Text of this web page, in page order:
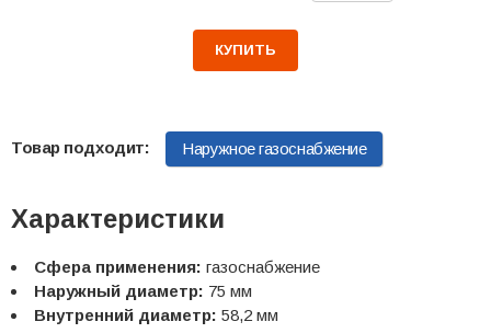
КУПИТЬ
Наружное газоснабжение
Характеристики
Сфера применения: газоснабжение
Наружный диаметр: 75 мм
Внутренний диаметр: 58,2 мм